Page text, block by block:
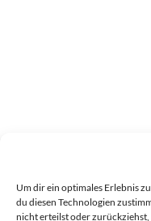
Um dir ein optimales Erlebnis
du diesen Technologien
nicht erteilst oder